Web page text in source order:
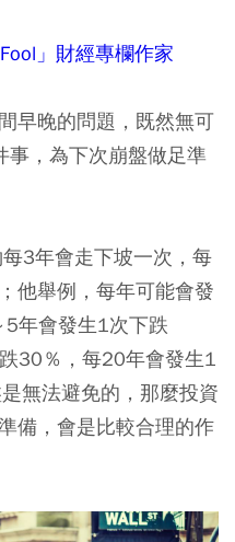
」財經專欄作家
早晚的問題，既然無可
事，為下次崩盤做足準
3年會走下坡一次，每
他舉例，每年可能會發
年會發生1次下跌
30％，每20年會發生1
無法避免的，那麼投資
備，會是比較合理的作